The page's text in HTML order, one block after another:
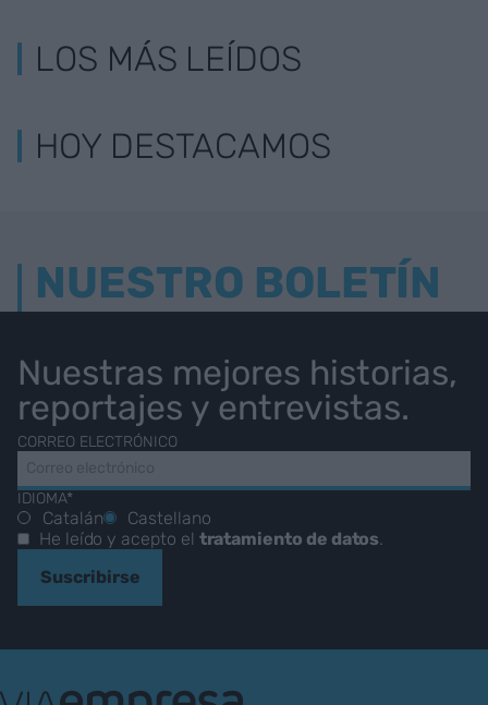
LOS MÁS LEÍDOS
HOY DESTACAMOS
NUESTRO BOLETÍN
Nuestras mejores historias,
reportajes y entrevistas.
CORREO ELECTRÓNICO
IDIOMA*
Catalán
Castellano
He leído y acepto el tratamiento de datos.
Suscribirse